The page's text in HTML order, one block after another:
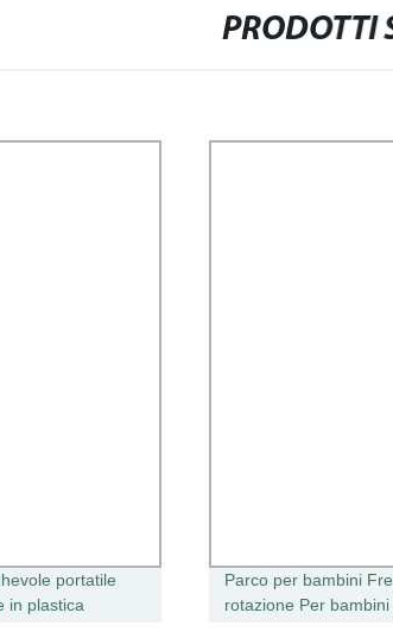
PRODOTTI
portatile
in plastica
Parco per bambini
rotazione Per bambini